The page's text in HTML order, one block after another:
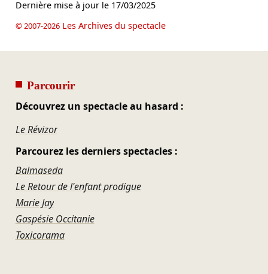
Dernière mise à jour le 17/03/2025
© 2007-2026Les Archives du spectacle
Parcourir
Découvrez un spectacle au hasard :
Le Révizor
Parcourez les derniers spectacles :
Balmaseda
Le Retour de l'enfant prodigue
Marie Jay
Gaspésie Occitanie
Toxicorama